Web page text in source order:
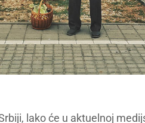
lako će u aktuelnoj